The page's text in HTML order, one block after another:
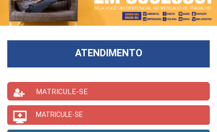
ATENDIMENTO
MATRICULE-SE
MATRICULE-SE